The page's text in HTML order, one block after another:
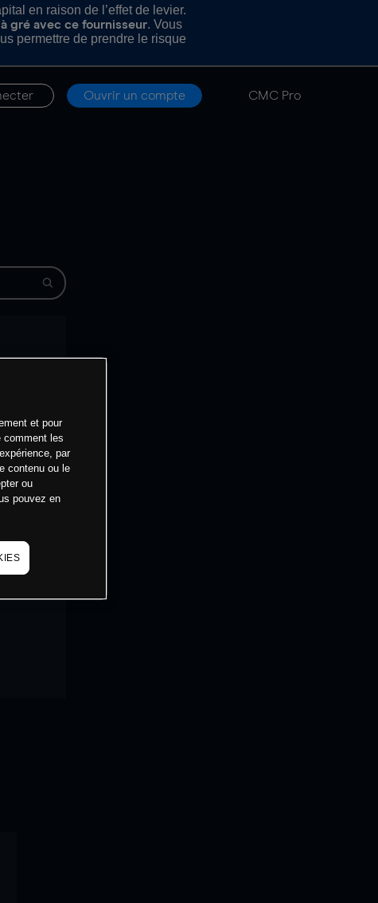
en raison de l’effet de levier.
gré avec ce fournisseur. Vous
permettre de prendre le risque
Ouvrir un compte CMC Pro
et pour
comment les
par
contenu ou le
ou
pouvez en